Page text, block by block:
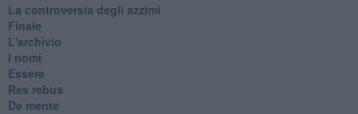
La controversia degli azzimi
Finale
L'archivio
I nomi
Essere
Res rebus
De mente